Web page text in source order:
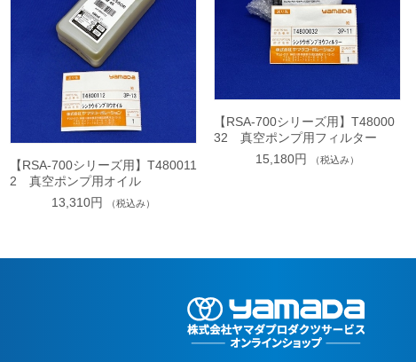
【RSA-700シリーズ用】T480011
2 真空ポンプ用オイル
13,310円
（税込み）
【RSA-700シリーズ用】T48000
32 真空ポンプ用フィルター
15,180円
（税込み）